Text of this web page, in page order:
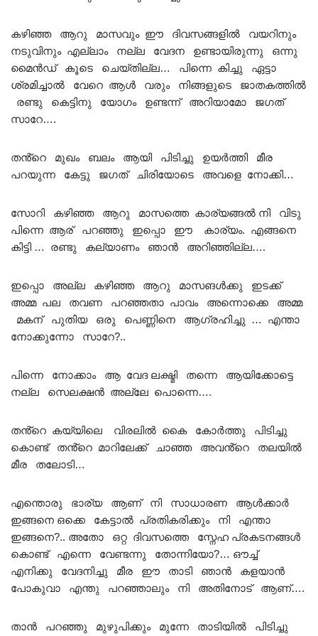
കഴിഞ്ഞ ആറു മാസവും ഈ ദിവസങ്ങളിൽ വയറിനും
നടുവിനും എല്ലാം നല്ല വേദന ഉണ്ടായിരുന്നു ഒന്നു
മൈൻഡ് കൂടെ ചെയ്തില്ല… പിന്നെ കിച്ചു ഏട്ടാ
ശ്രമിച്ചാൽ വേറെ ആൾ വരും നിങ്ങളുടെ ജാതകത്തിൽ
രണ്ടു കെട്ടിനു യോഗം ഉണ്ടന്ന് അറിയാമോ ജഗത്
സാറേ….
തൻ്റെ മുഖം ബലം ആയി പിടിച്ചു ഉയർത്തി മീര
പറയുന്ന കേട്ടു ജഗത് ചിരിയോടെ അവളെ നോക്കി…
സോറി കഴിഞ്ഞ ആറു മാസത്തെ കാര്യങ്ങൽ നി വിടു
പിന്നെ ആര് പറഞ്ഞു ഇപ്പൊ ഈ കാര്യം. എങ്ങനെ
കിട്ടി … രണ്ടു കല്യാണം ഞാൻ അറിഞ്ഞില്ല….
ഇപ്പൊ അല്ല കഴിഞ്ഞ ആറു മാസങൾക്കു ഇടക്ക്
അമ്മ പല തവണ പറഞ്ഞതാ പാവം അന്നൊക്കെ അമ്മ
മകന് പുതിയ ഒരു പെണ്ണിനെ ആഗ്രഹിച്ചു … എന്താ
നോക്കുന്നോ സാറേ?..
പിന്നെ നോക്കാം ആ വേദ ലക്ഷ്മി തന്നെ ആയിക്കോട്ടെ
നല്ല സെലക്ഷൻ അല്ലേ പൊന്നെ….
തൻ്റെ കയ്യിലെ വിരലിൽ കൈ കോർത്തു പിടിച്ചു
കൊണ്ട് തൻ്റെ മാറിലേക്ക് ചാഞ്ഞ അവൻ്റെ തലയിൽ
മീര തലോടി…
എന്തൊരു ഭാര്യ ആണ് നി സാധാരണ ആൾക്കാർ
ഇങ്ങനെ ഒക്കെ കേട്ടാൽ പ്രതികരിക്കും നി എന്താ
ഇങ്ങനെ?.. അതോ ഒറ്റ ദിവസത്തെ സ്നേഹ പ്രകടനങ്ങൾ
കൊണ്ട് എന്നെ വേണ്ടന്നു തോന്നിയോ?… ഔച്ച്
എനിക്കു വേദനിച്ചു മീര ഈ താടി ഞാൻ കളയാൻ
പോകുവാ എന്തു പറഞ്ഞാലും നി അതിനോട് ആണ്….
താൻ പറഞ്ഞു മുഴുപിക്കും മുന്നേ താടിയിൽ പിടിച്ചു